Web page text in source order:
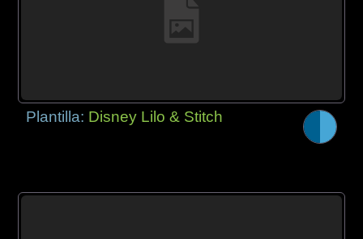
Plantilla: Disney Lilo & Stitch